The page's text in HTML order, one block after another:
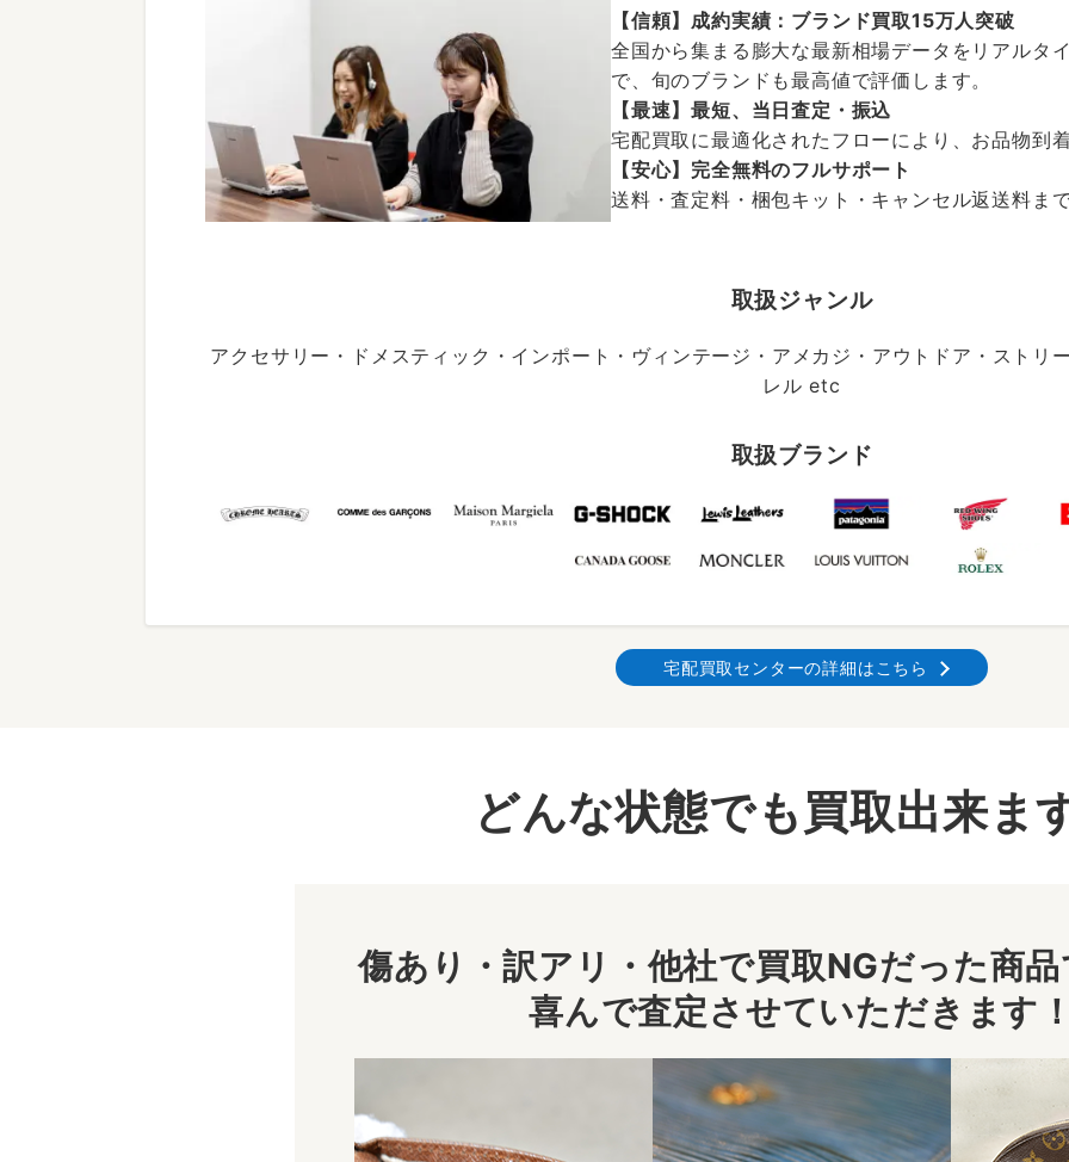
【信頼】成約実績：ブランド買取15万人突破
全国から集まる膨大な最新相場データをリアルタ
で、旬のブランドも最高値で評価します。
【最速】最短、当日査定・振込
宅配買取に最適化されたフローにより、お品物到
【安心】完全無料のフルサポート
送料・査定料・梱包キット・キャンセル返送料ま
取扱ジャンル
アクセサリー・ドメスティック・インポート・ヴィンテージ・アメカジ・アウトドア・ストリ
レル etc
取扱ブランド
宅配買取センターの詳細はこちら
どんな状態でも買取出来ま
傷あり・訳アリ・他社で買取NGだった商
喜んで査定させていただきます